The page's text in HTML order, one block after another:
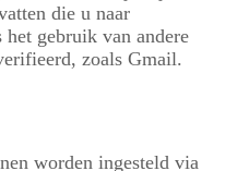
die u naar
gebruik van andere
zoals Gmail.
worden ingesteld via